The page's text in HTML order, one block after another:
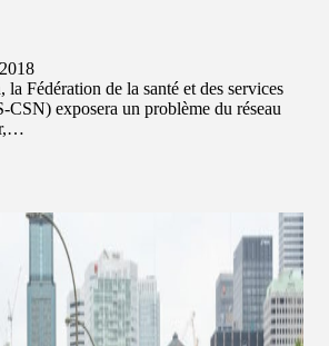
Fédération de la santé et des services
CSN) exposera un problème du réseau